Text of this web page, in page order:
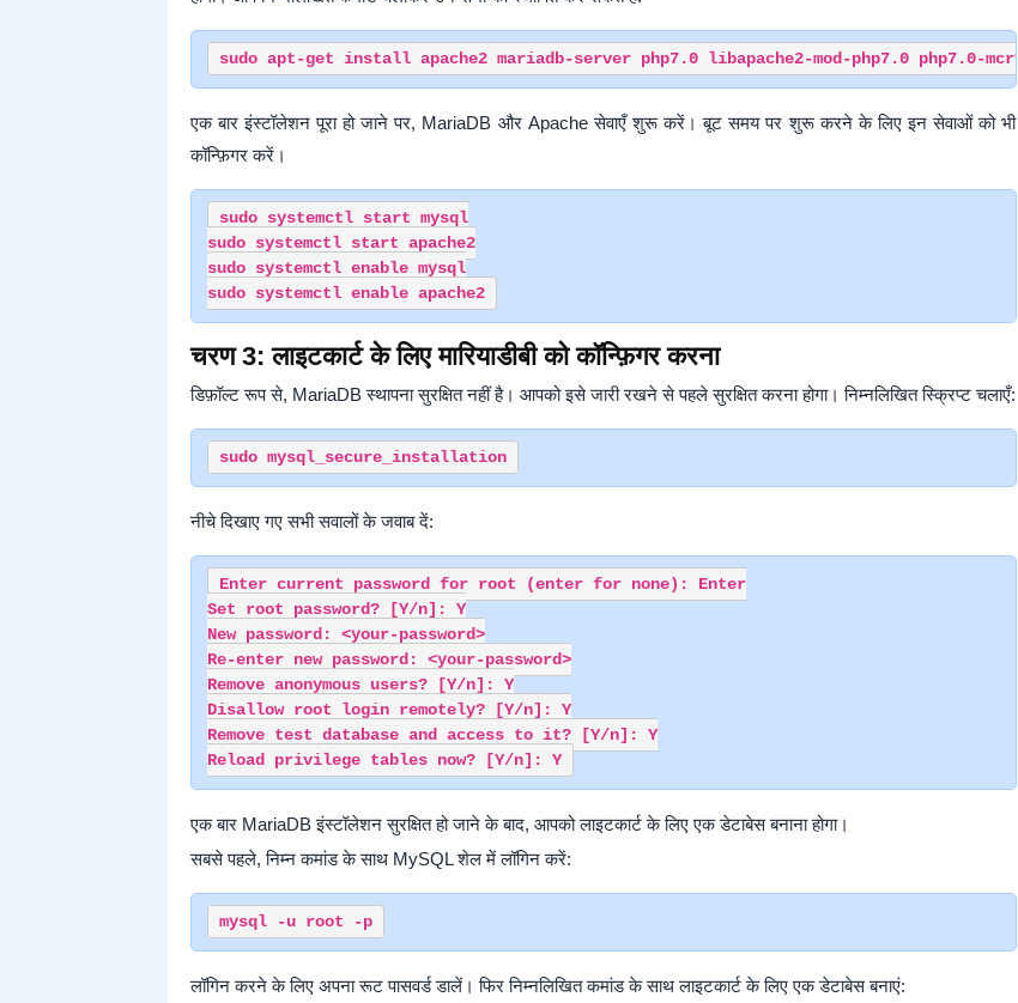
एक बार इंस्टॉलेशन पूरा हो जाने पर, MariaDB और Apache सेवाएँ शुरू करें। बूट समय पर शुरू करने के लिए इन सेवाओं को भी
कॉन्फ़िगर करें।
sudo systemctl start mysql
sudo systemctl start apache2
sudo systemctl enable mysql
sudo systemctl enable apache2
चरण 3: लाइटकार्ट के लिए मारियाडीबी को कॉन्फ़िगर करना
डिफ़ॉल्ट रूप से, MariaDB स्थापना सुरक्षित नहीं है। आपको इसे जारी रखने से पहले सुरक्षित करना होगा। निम्नलिखित स्क्रिप्ट चलाएँ:
sudo mysql_secure_installation
नीचे दिखाए गए सभी सवालों के जवाब दें:
Enter current password for root (enter for none): Enter
Set root password? [Y/n]: Y
New password: <your-password>
Re-enter new password: <your-password>
Remove anonymous users? [Y/n]: Y
Disallow root login remotely? [Y/n]: Y
Remove test database and access to it? [Y/n]: Y
Reload privilege tables now? [Y/n]: Y
एक बार MariaDB इंस्टॉलेशन सुरक्षित हो जाने के बाद, आपको लाइटकार्ट के लिए एक डेटाबेस बनाना होगा।
सबसे पहले, निम्न कमांड के साथ MySQL शेल में लॉगिन करें:
mysql -u root -p
लॉगिन करने के लिए अपना रूट पासवर्ड डालें। फिर निम्नलिखित कमांड के साथ लाइटकार्ट के लिए एक डेटाबेस बनाएं: